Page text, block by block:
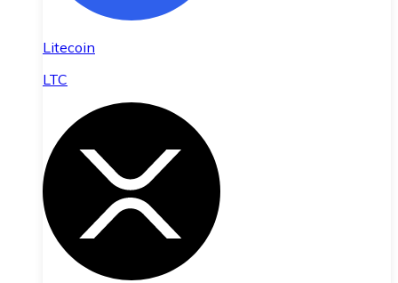
Litecoin
LTC